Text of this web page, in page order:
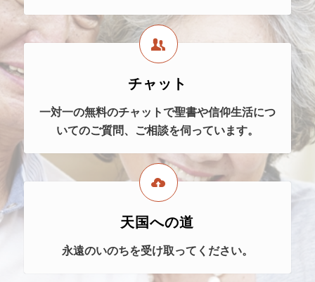
チャット
一対一の無料のチャットで聖書や信仰生活につ
いてのご質問、ご相談を伺っています。
天国への道
永遠のいのちを受け取ってください。